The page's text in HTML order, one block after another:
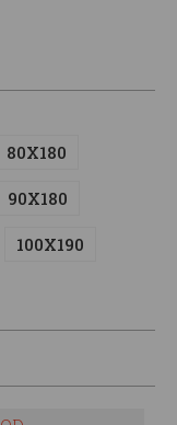
80X180
90X180
100X190